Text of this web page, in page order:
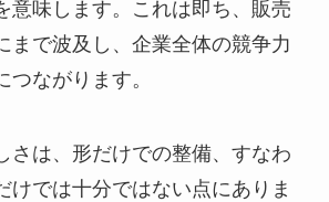
意味します。これは即ち、販売
まで波及し、企業全体の競争力
つながります。
さは、形だけでの整備、すなわ
けでは十分ではない点にありま